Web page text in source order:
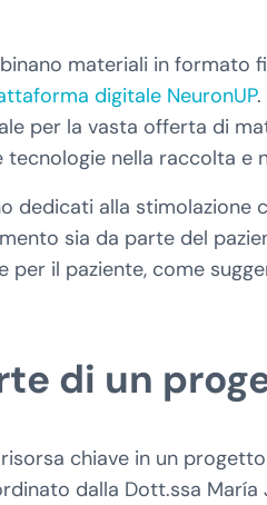
materiali in formato
digitale NeuronUP
per la vasta offerta di
nella raccolta e
dedicati alla stimolazione
sia da parte del
il paziente, come
di un
chiave in un
dalla Dott.ssa María